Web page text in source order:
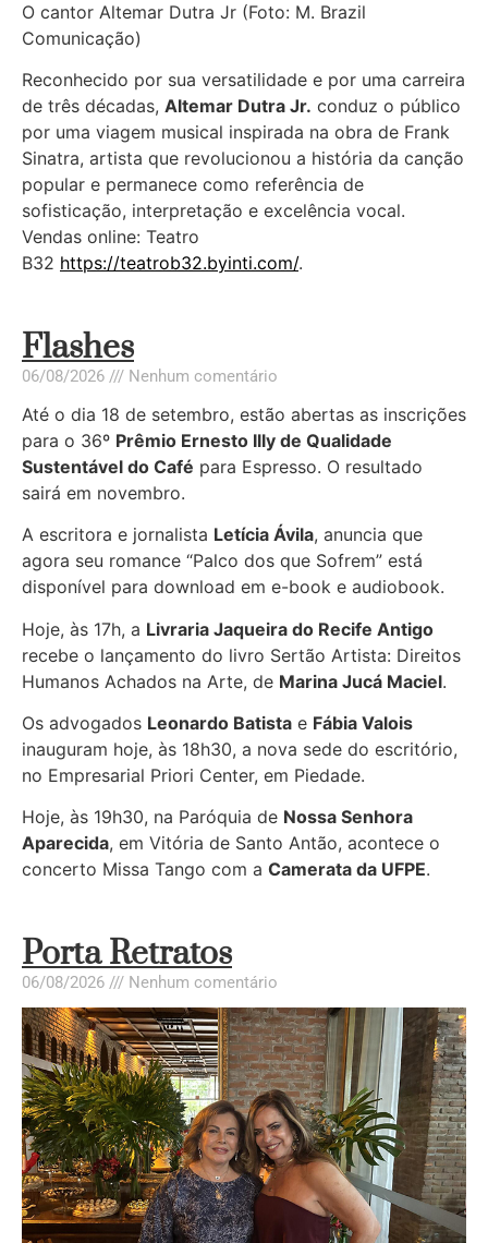
O cantor Altemar Dutra Jr (Foto: M. Brazil
Comunicação)
Reconhecido por sua versatilidade e por uma carreira
de três décadas, Altemar Dutra Jr. conduz o público
por uma viagem musical inspirada na obra de Frank
Sinatra, artista que revolucionou a história da canção
popular e permanece como referência de
sofisticação, interpretação e excelência vocal.
Vendas online: Teatro
B32 https://teatrob32.byinti.com/.
Flashes
06/08/2026 Nenhum comentário
Até o dia 18 de setembro, estão abertas as inscrições
para o 36º Prêmio Ernesto Illy de Qualidade
Sustentável do Café para Espresso. O resultado
sairá em novembro.
A escritora e jornalista Letícia Ávila, anuncia que
agora seu romance “Palco dos que Sofrem” está
disponível para download em e-book e audiobook.
Hoje, às 17h, a Livraria Jaqueira do Recife Antigo
recebe o lançamento do livro Sertão Artista: Direitos
Humanos Achados na Arte, de Marina Jucá Maciel.
Os advogados Leonardo Batista e Fábia Valois
inauguram hoje, às 18h30, a nova sede do escritório,
no Empresarial Priori Center, em Piedade.
Hoje, às 19h30, na Paróquia de Nossa Senhora
Aparecida, em Vitória de Santo Antão, acontece o
concerto Missa Tango com a Camerata da UFPE.
Porta Retratos
06/08/2026 Nenhum comentário